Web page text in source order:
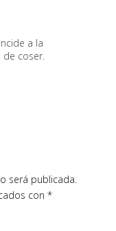
a la
coser.
será publicada.
con *